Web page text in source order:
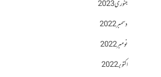
جنوری 2023
دسمبر 2022
نومبر 2022
اکتوبر 2022